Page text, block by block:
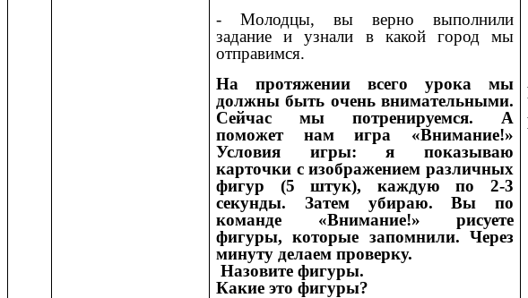
- Молодцы, вы верно выполнили
задание и узнали в какой город мы
отправимся.
На протяжении всего урока мы
должны быть очень внимательными.
Сейчас мы потренируемся. А
поможет нам игра «Внимание!»
Условия игры: я показываю
карточки с изображением различных
фигур (5 штук), каждую по 2-3
секунды. Затем убираю. Вы по
команде «Внимание!» рисуете
фигуры, которые запомнили. Через
минуту делаем проверку.
Назовите фигуры.
Какие это фигуры?